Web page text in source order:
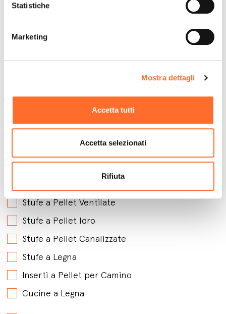
Statistiche
Marketing
Mostra dettagli
Accetta tutti
Accetta selezionati
Rifiuta
Stufe a Pellet Ventilate
Stufe a Pellet Idro
Stufe a Pellet Canalizzate
Stufe a Legna
Inserti a Pellet per Camino
Cucine a Legna